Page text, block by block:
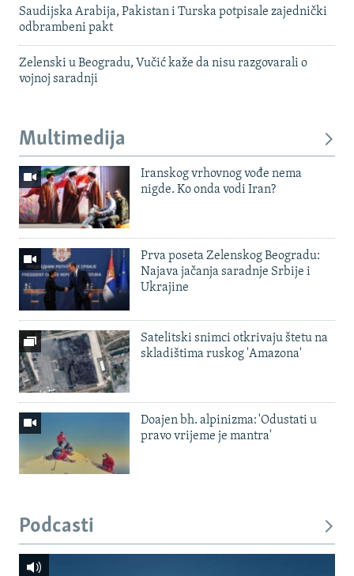
Saudijska Arabija, Pakistan i Turska potpisale zajednički
odbrambeni pakt
Zelenski u Beogradu, Vučić kaže da nisu razgovarali o
vojnoj saradnji
Multimedija
Iranskog vrhovnog vođe nema
nigde. Ko onda vodi Iran?
Prva poseta Zelenskog Beogradu:
Najava jačanja saradnje Srbije i
Ukrajine
Satelitski snimci otkrivaju štetu na
skladištima ruskog 'Amazona'
Doajen bh. alpinizma: 'Odustati u
pravo vrijeme je mantra'
Podcasti